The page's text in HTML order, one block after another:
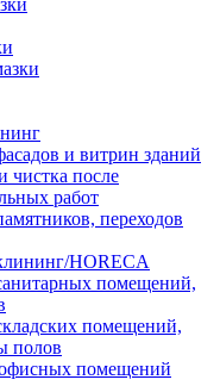
и витрин зданий
чистка после
работ
переходов
HORECA
помещений,
помещений,
полов
помещений